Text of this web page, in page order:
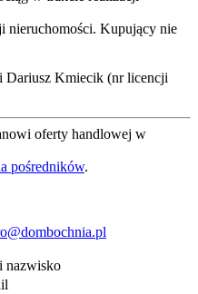
nieruchomości. Kupujący nie
Dariusz Kmiecik (nr licencji
oferty handlowej w
pośredników.
nazwisko